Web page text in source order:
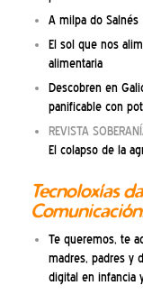
A milpa do Salnés
El sol que nos
alimentaria
Descobren en
panificable con
REVISTA
El colapso de la
Tecnoloxías
Te queremos, te
madres, padres y
digital en infancia